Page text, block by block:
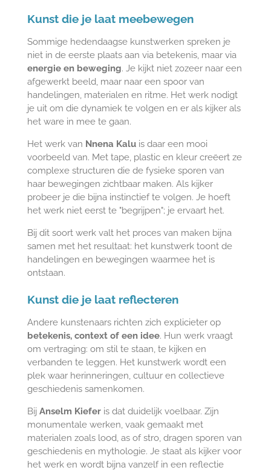
Kunst die je laat meebewegen
Sommige hedendaagse kunstwerken spreken je
niet in de eerste plaats aan via betekenis, maar via
energie en beweging. Je kijkt niet zozeer naar een
afgewerkt beeld, maar naar een spoor van
handelingen, materialen en ritme. Het werk nodigt
je uit om die dynamiek te volgen en er als kijker als
het ware in mee te gaan.
Het werk van Nnena Kaluis daar een mooi
voorbeeld van. Met tape, plastic en kleur creëert ze
complexe structuren die de fysieke sporen van
haar bewegingen zichtbaar maken. Als kijker
probeer je die bijna instinctief te volgen. Je hoeft
het werk niet eerst te "begrijpen"; je ervaart het.
Bij dit soort werk valt het proces van maken bijna
samen met het resultaat: het kunstwerk toont de
handelingen en bewegingen waarmee het is
ontstaan.
Kunst die je laat reflecteren
Andere kunstenaars richten zich explicieter op
betekenis, context of een idee. Hun werk vraagt
om vertraging: om stil te staan, te kijken en
verbanden te leggen. Het kunstwerk wordt een
plek waar herinneringen, cultuur en collectieve
geschiedenis samenkomen.
Bij Anselm Kieferis dat duidelijk voelbaar. Zijn
monumentale werken, vaak gemaakt met
materialen zoals lood, as of stro, dragen sporen van
geschiedenis en mythologie. Je staat als kijker voor
het werk en wordt bijna vanzelf in een reflectie